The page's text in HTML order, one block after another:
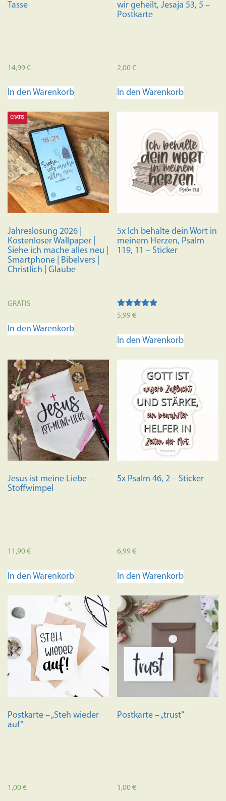
Tasse
14,99€
In den Warenkorb
wir geheilt, Jesaja 53, 5 –
Postkarte
2,00€
In den Warenkorb
GRATIS
Jahreslosung 2026 |
Kostenloser Wallpaper |
Siehe ich mache alles neu |
Smartphone | Bibelvers |
Christlich | Glaube
GRATIS
In den Warenkorb
5x Ich behalte dein Wort in
meinem Herzen, Psalm
119, 11 – Sticker
Bewertet mit
5,99€
In den Warenkorb
Jesus ist meine Liebe –
Stoffwimpel
11,90€
In den Warenkorb
5x Psalm 46, 2 – Sticker
6,99€
In den Warenkorb
Postkarte – „Steh wieder
auf“
1,00€
Postkarte – „trust“
1,00€